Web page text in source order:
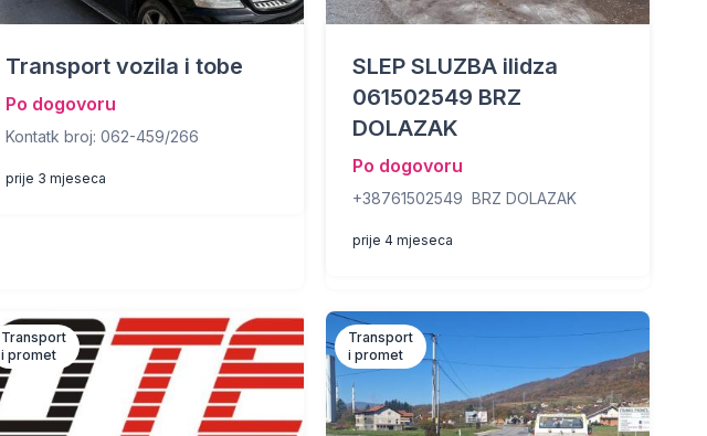
Transport vozila i tobe
Po dogovoru
Kontatk broj: 062-459/266
prije 3 mjeseca
SLEP SLUZBA ilidza
061502549 BRZ
DOLAZAK
Po dogovoru
+38761502549 BRZ DOLAZAK
prije 4 mjeseca
Transport
i promet
Transport
i promet